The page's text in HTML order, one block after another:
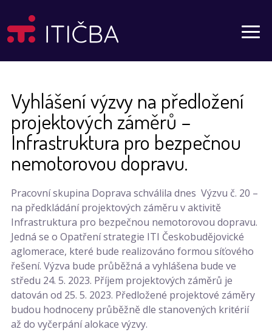
Aktuality
Vyhlášení výzvy na předložení
projektových záměrů –
Infrastruktura pro bezpečnou
nemotorovou dopravu.
Pracovní skupina Doprava schválila dnes Výzvu č. 20 –
na předkládání projektových záměru v aktivitě
Infrastruktura pro bezpečnou nemotorovou dopravu.
Jedná se o Opatření strategie ITI Českobudějovické
aglomerace, které bude realizováno formou síťového
řešení. Výzva bude průběžná a vyhlášena bude ve
středu 24. 5. 2023. Příjem projektových záměrů je
datován od 25. 5. 2023. Předložené projektové záměry
budou hodnoceny průběžně dle stanovených kritérií
až do vyčerpání alokace výzvy.